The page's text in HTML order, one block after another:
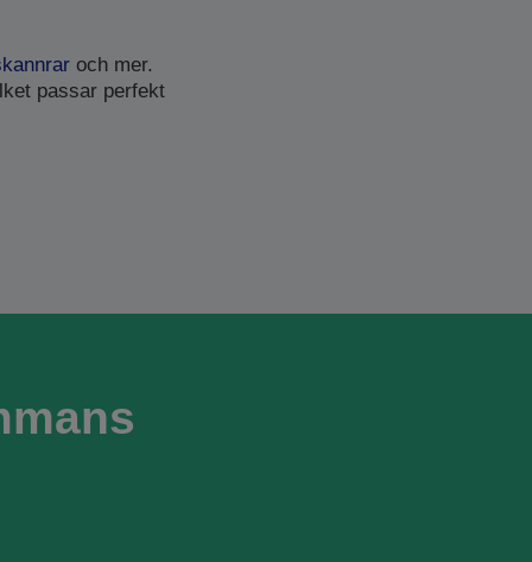
och mer.
passar perfekt